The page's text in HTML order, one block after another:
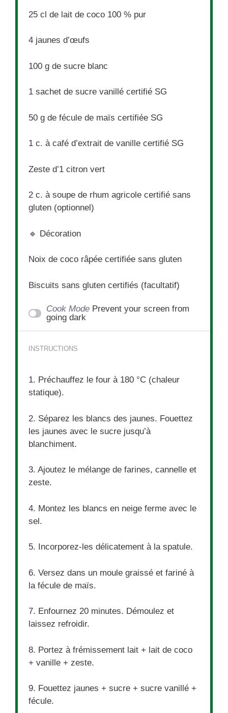
25 cl de lait de coco 100 % pur
4 jaunes d’œufs
100 g de sucre blanc
1 sachet de sucre vanillé certifié SG
50 g de fécule de maïs certifiée SG
1 c. à café d’extrait de vanille certifié SG
Zeste d’1 citron vert
2 c. à soupe de rhum agricole certifié sans
gluten (optionnel)
🔹 Décoration
Noix de coco râpée certifiée sans gluten
Biscuits sans gluten certifiés (facultatif)
Cook Mode Prevent your screen from
going dark
INSTRUCTIONS
1. Préchauffez le four à 180 °C (chaleur
statique).
2. Séparez les blancs des jaunes. Fouettez
les jaunes avec le sucre jusqu’à
blanchiment.
3. Ajoutez le mélange de farines, cannelle et
zeste.
4. Montez les blancs en neige ferme avec le
sel.
5. Incorporez-les délicatement à la spatule.
6. Versez dans un moule graissé et fariné à
la fécule de maïs.
7. Enfournez 20 minutes. Démoulez et
laissez refroidir.
8. Portez à frémissement lait + lait de coco
+ vanille + zeste.
9. Fouettez jaunes + sucre + sucre vanillé +
fécule.